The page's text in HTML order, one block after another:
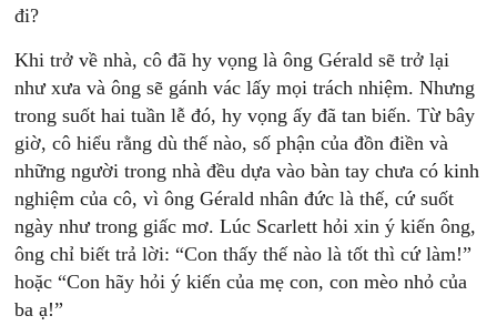
đi?
Khi trở về nhà, cô đã hy vọng là ông Gérald sẽ trở lại
như xưa và ông sẽ gánh vác lấy mọi trách nhiệm. Nhưng
trong suốt hai tuần lễ đó, hy vọng ấy đã tan biến. Từ bây
giờ, cô hiểu rằng dù thế nào, số phận của đồn điền và
những người trong nhà đều dựa vào bàn tay chưa có kinh
nghiệm của cô, vì ông Gérald nhân đức là thế, cứ suốt
ngày như trong giấc mơ. Lúc Scarlett hỏi xin ý kiến ông,
ông chỉ biết trả lời: “Con thấy thế nào là tốt thì cứ làm!”
hoặc “Con hãy hỏi ý kiến của mẹ con, con mèo nhỏ của
ba ạ!”